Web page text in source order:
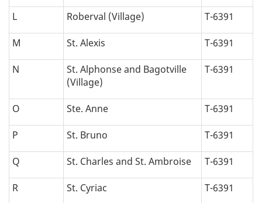
L Roberval (Village) T-6391
M St. Alexis T-6391
N
St. Alphonse and Bagotville
(Village)
T-6391
O Ste. Anne T-6391
P St. Bruno T-6391
Q St. Charles and St. Ambroise T-6391
R St. Cyriac T-6391